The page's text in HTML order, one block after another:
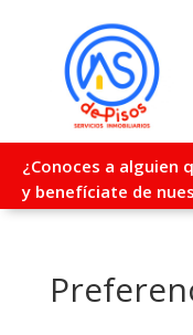
¿Conoces a alguien
y benefíciate de